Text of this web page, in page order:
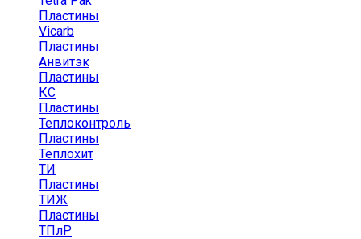
Пластины
Vicarb
Пластины
Анвитэк
Пластины
КС
Пластины
Теплоконтроль
Пластины
Теплохит
ТИ
Пластины
ТИЖ
Пластины
ТПлР